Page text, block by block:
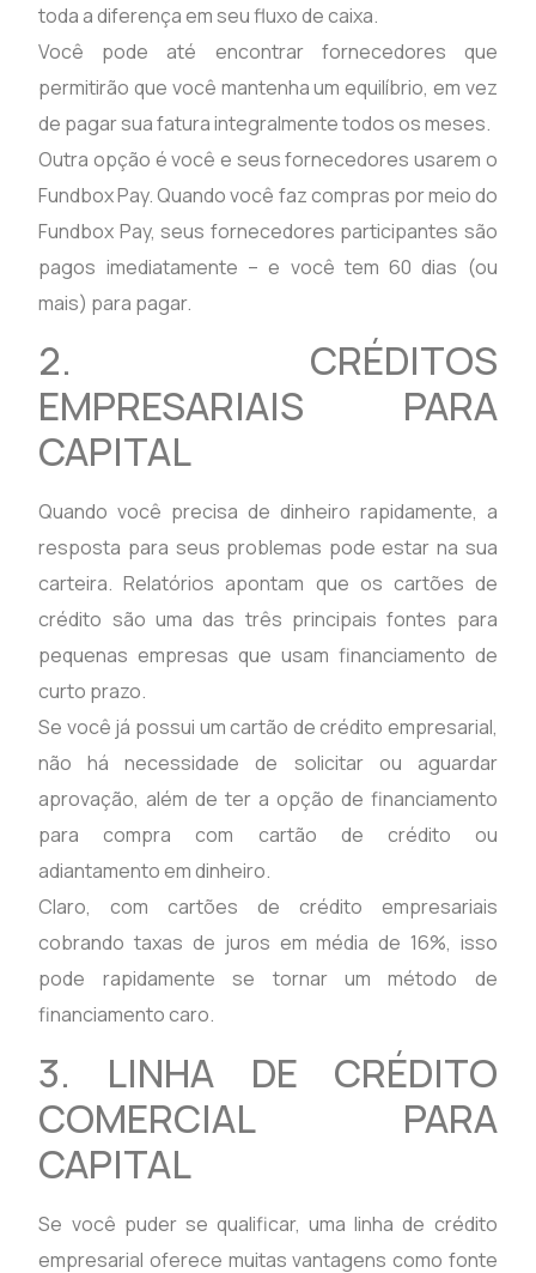
toda a diferença em seu fluxo de caixa.
Você pode até encontrar fornecedores que
permitirão que você mantenha um equilíbrio, em vez
de pagar sua fatura integralmente todos os meses.
Outra opção é você e seus fornecedores usarem o
Fundbox Pay. Quando você faz compras por meio do
Fundbox Pay, seus fornecedores participantes são
pagos imediatamente – e você tem 60 dias (ou
mais) para pagar.
2. CRÉDITOS
EMPRESARIAIS PARA
CAPITAL
Quando você precisa de dinheiro rapidamente, a
resposta para seus problemas pode estar na sua
carteira. Relatórios apontam que os cartões de
crédito são uma das três principais fontes para
pequenas empresas que usam financiamento de
curto prazo.
Se você já possui um cartão de crédito empresarial,
não há necessidade de solicitar ou aguardar
aprovação, além de ter a opção de financiamento
para compra com cartão de crédito ou
adiantamento em dinheiro.
Claro, com cartões de crédito empresariais
cobrando taxas de juros em média de 16%, isso
pode rapidamente se tornar um método de
financiamento caro.
3. LINHA DE CRÉDITO
COMERCIAL PARA
CAPITAL
Se você puder se qualificar, uma linha de crédito
empresarial oferece muitas vantagens como fonte